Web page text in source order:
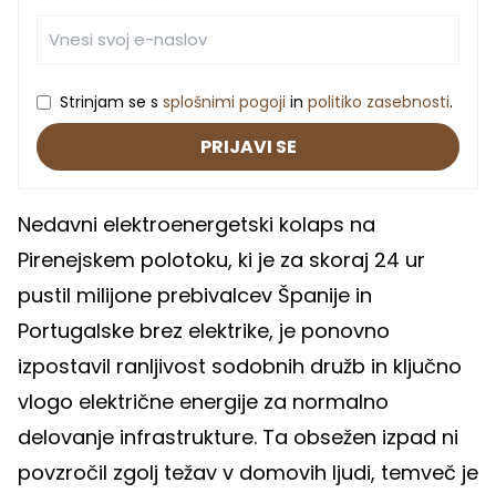
Strinjam se s splošnimi pogoji in politiko zasebnosti.
PRIJAVI SE
Nedavni elektroenergetski kolaps na
Pirenejskem polotoku, ki je za skoraj 24 ur
pustil milijone prebivalcev Španije in
Portugalske brez elektrike, je ponovno
izpostavil ranljivost sodobnih družb in ključno
vlogo električne energije za normalno
delovanje infrastrukture. Ta obsežen izpad ni
povzročil zgolj težav v domovih ljudi, temveč je